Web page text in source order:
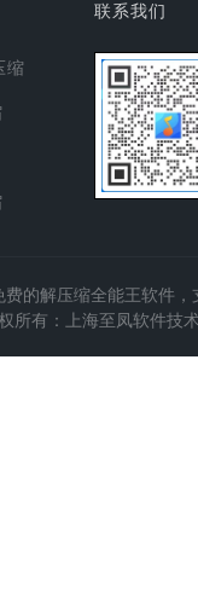
缩
联系我们
费的解压缩全能王软件
有：上海至凤软件技